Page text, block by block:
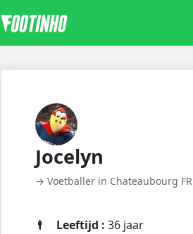
Jocelyn
→ Voetballer in Chateaubourg FR
Leeftijd : 36 jaar